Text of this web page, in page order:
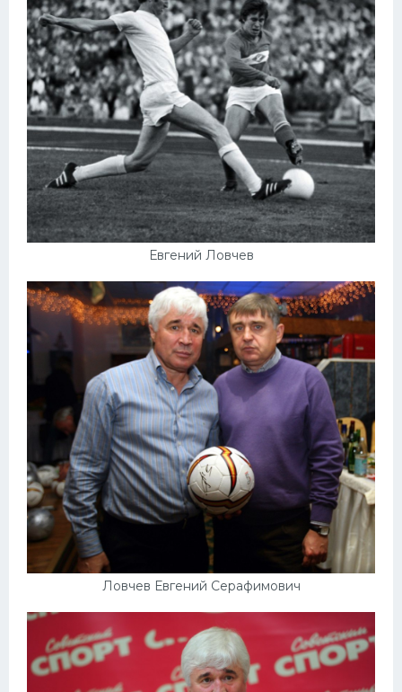
Евгений Ловчев
Ловчев Евгений Серафимович